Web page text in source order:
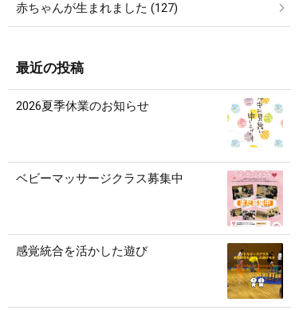
赤ちゃんが生まれました (127)
最近の投稿
2026夏季休業のお知らせ
ベビーマッサージクラス募集中
感覚統合を活かした遊び